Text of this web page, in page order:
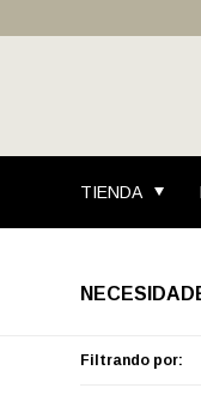
TIENDA
Filtrando por: